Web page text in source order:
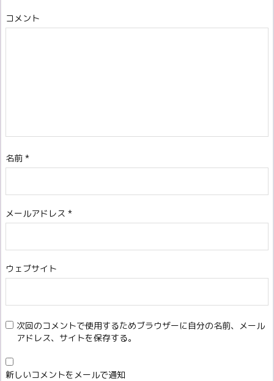
コメント
名前 *
メールアドレス *
ウェブサイト
次回のコメントで使用するためブラウザーに自分の名前、メール
アドレス、サイトを保存する。
新しいコメントをメールで通知